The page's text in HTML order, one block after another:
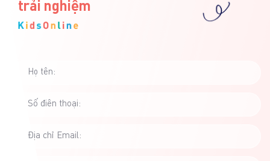
trải nghiệm
Họ tên:
Số điên thoại:
Địa chỉ Email: